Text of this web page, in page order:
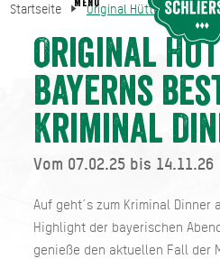
Startseite Original Hüttenkrimi -
Original
Bayerns
Kriminal
Vom 07.02.25 bis 14.11.26
Auf geht´s zum Kriminal Dinner
Highlight der bayerischen
genieße den aktuellen Fall der
Startseite Original Hüttenkrimi -
MENU